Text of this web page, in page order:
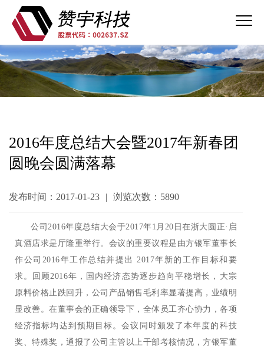
2016年度总结大会暨2017年新春团
圆晚会圆满落幕
发布时间：2017-01-23 | 浏览次数：5890
公司2016年度总结大会于2017年1月20日在浙大圆正·启
真酒店求是厅隆重举行。会议的重要议程是由方银军董事长
作公司2016年工作总结并提出 2017年新的工作目标和要
求。回顾2016年，国内经济态势逐步趋向平稳增长，大宗
原料价格止跌回升，公司产品销售毛利率显著提高，业绩明
显改善。在董事会的正确领导下，全体员工齐心协力，各项
经济指标均达到预期目标。会议同时颁发了本年度的科技
奖、特殊奖，通报了公司主管以上干部考核情况，方银军董